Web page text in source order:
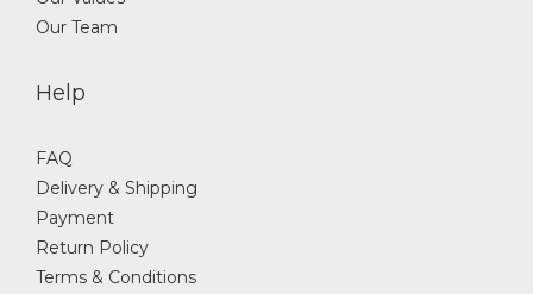
Our Team
Help
FAQ
Delivery & Shipping
Payment
Return Policy
Terms & Conditions